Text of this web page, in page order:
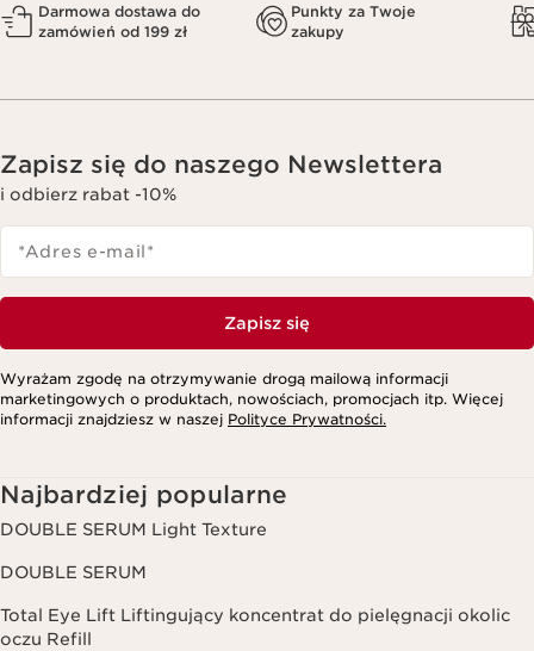
Darmowa dostawa do
zamówień od 199 zł
Punkty za Twoje
zakupy
Zapisz się do naszego Newslettera
i odbierz rabat -10%
*Adres e-mail*
Zapisz się
Wyrażam zgodę na otrzymywanie drogą mailową informacji
marketingowych o produktach, nowościach, promocjach itp. Więcej
informacji znajdziesz w naszej Polityce Prywatności.
Najbardziej popularne
DOUBLE SERUM Light Texture
DOUBLE SERUM
Total Eye Lift Liftingujący koncentrat do pielęgnacji okolic
oczu Refill